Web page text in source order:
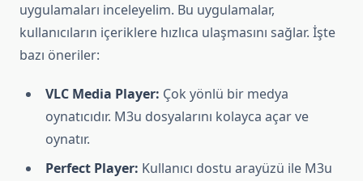
uygulamaları inceleyelim. Bu uygulamalar,
kullanıcıların içeriklere hızlıca ulaşmasını sağlar. İşte
bazı öneriler:
VLC Media Player: Çok yönlü bir medya
oynatıcıdır. M3u dosyalarını kolayca açar ve
oynatır.
Perfect Player: Kullanıcı dostu arayüzü ile M3u